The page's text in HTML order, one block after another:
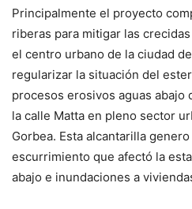
Principalmente el proyecto
riberas para mitigar las
el centro urbano de la ciudad
regularizar la situación del
procesos erosivos aguas abajo
la calle Matta en pleno sector
Gorbea. Esta alcantarilla
escurrimiento que afectó la
abajo e inundaciones a